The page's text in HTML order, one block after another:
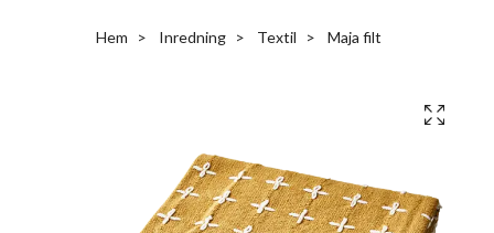
Hem Inredning Textil Maja filt